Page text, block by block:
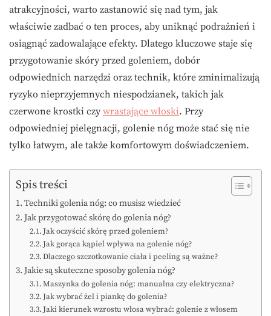
atrakcyjności, warto zastanowić się nad tym, jak
właściwie zadbać o ten proces, aby uniknąć podrażnień i
osiągnąć zadowalające efekty. Dlatego kluczowe staje się
przygotowanie skóry przed goleniem, dobór
odpowiednich narzędzi oraz technik, które zminimalizują
ryzyko nieprzyjemnych niespodzianek, takich jak
czerwone krostki czy wrastające włoski. Przy
odpowiedniej pielęgnacji, golenie nóg może stać się nie
tylko łatwym, ale także komfortowym doświadczeniem.
Spis treści
Techniki golenia nóg: co musisz wiedzieć
Jak przygotować skórę do golenia nóg?
Jak oczyścić skórę przed goleniem?
Jak gorąca kąpiel wpływa na golenie nóg?
Dlaczego szczotkowanie ciała i peeling są ważne?
Jakie są skuteczne sposoby golenia nóg?
Maszynka do golenia nóg: manualna czy elektryczna?
Jak wybrać żel i piankę do golenia?
Jaki kierunek wzrostu włosa wybrać: golenie z włosem